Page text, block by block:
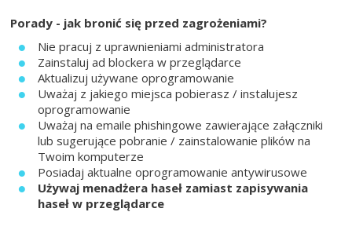
Porady - jak bronić się przed zagrożeniami?
Nie pracuj z uprawnieniami administratora
Zainstaluj ad blockera w przeglądarce
Aktualizuj używane oprogramowanie
Uważaj z jakiego miejsca pobierasz / instalujesz
oprogramowanie
Uważaj na emaile phishingowe zawierające załączniki
lub sugerujące pobranie / zainstalowanie plików na
Twoim komputerze
Posiadaj aktualne oprogramowanie antywirusowe
Używaj menadżera haseł zamiast zapisywania
haseł w przeglądarce